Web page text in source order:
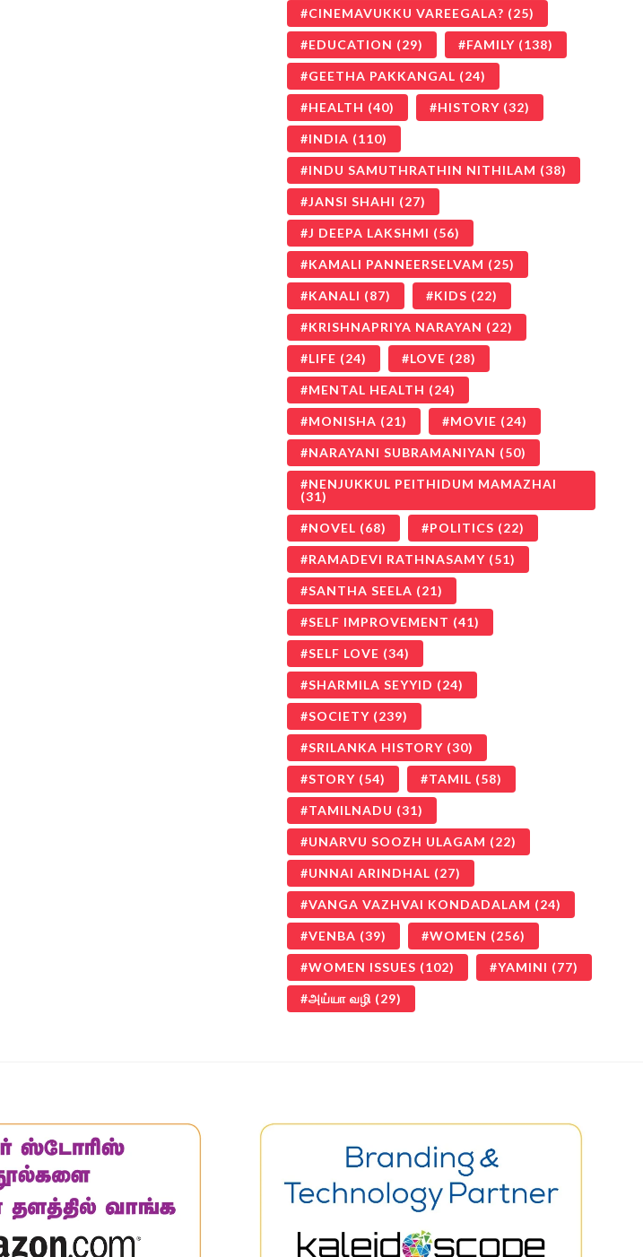
CINEMAVUKKU VAREEGALA? (25)
EDUCATION (29) FAMILY (138)
GEETHA PAKKANGAL (24)
HEALTH (40) HISTORY (32)
INDIA (110)
INDU SAMUTHRATHIN NITHILAM (38)
JANSI SHAHI (27)
J DEEPA LAKSHMI (56)
KAMALI PANNEERSELVAM (25)
KANALI (87) KIDS (22)
KRISHNAPRIYA NARAYAN (22)
LIFE (24) LOVE (28)
MENTAL HEALTH (24)
MONISHA (21) MOVIE (24)
NARAYANI SUBRAMANIYAN (50)
NENJUKKUL PEITHIDUM MAMAZHAI
(31)
NOVEL (68) POLITICS (22)
RAMADEVI RATHNASAMY (51)
SANTHA SEELA (21)
SELF IMPROVEMENT (41)
SELF LOVE (34)
SHARMILA SEYYID (24)
SOCIETY (239)
SRILANKA HISTORY (30)
STORY (54) TAMIL (58)
TAMILNADU (31)
UNARVU SOOZH ULAGAM (22)
UNNAI ARINDHAL (27)
VANGA VAZHVAI KONDADALAM (24)
VENBA (39) WOMEN (256)
WOMEN ISSUES (102) YAMINI (77)
அய்யா வழி (29)